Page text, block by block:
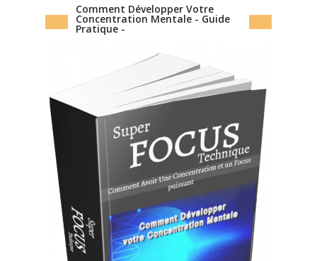
Comment Développer Votre
Concentration Mentale - Guide
Pratique -